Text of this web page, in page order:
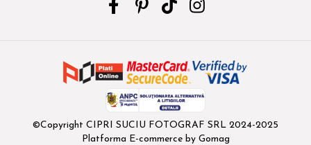
©Copyright CIPRI SUCIU FOTOGRAF SRL 2024-2025
Platforma E-commerce by Gomag